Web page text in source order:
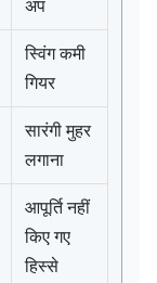
अप
स्विंग कमी
गियर
सारंगी मुहर
लगाना
आपूर्ति नहीं
किए गए
हिस्से